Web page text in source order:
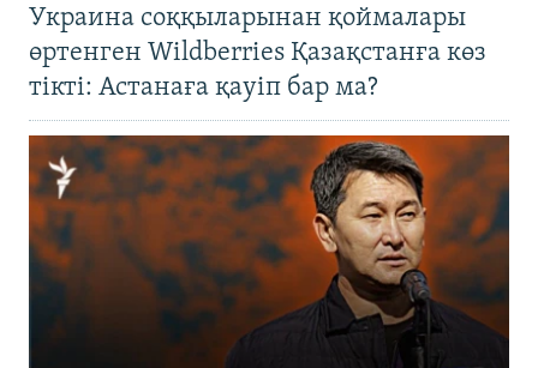
Украина соққыларынан қоймалары
өртенген Wildberries Қазақстанға көз
тікті: Астанаға қауіп бар ма?